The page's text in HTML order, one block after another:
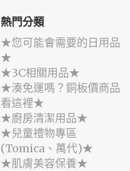
熱門分類
★您可能會需要的日用品
★
★3C相關用品★
★湊免運嗎？銅板價商品
看這裡★
★廚房清潔用品★
★兒童禮物專區
(Tomica、萬代)★
★肌膚美容保養★